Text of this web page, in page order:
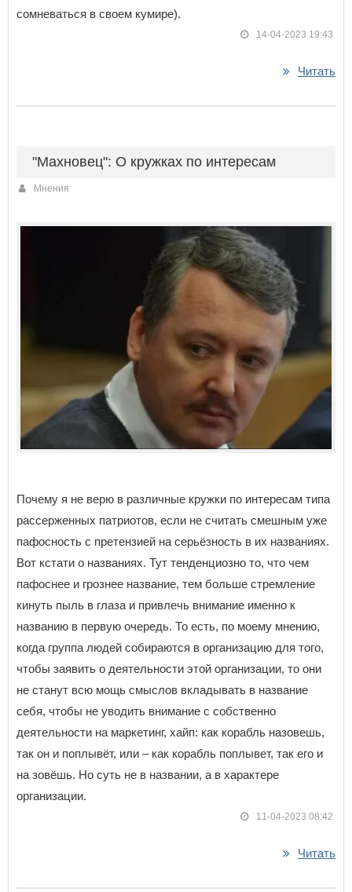
сомневаться в своем кумире).
14-04-2023 19:43
Читать
"Махновец": О кружках по интересам
Мнения
Почему я не верю в различные кружки по интересам типа
рассерженных патриотов, если не считать смешным уже
пафосность с претензией на серьёзность в их названиях.
Вот кстати о названиях. Тут тенденциозно то, что чем
пафоснее и грознее название, тем больше стремление
кинуть пыль в глаза и привлечь внимание именно к
названию в первую очередь. То есть, по моему мнению,
когда группа людей собираются в организацию для того,
чтобы заявить о деятельности этой организации, то они
не станут всю мощь смыслов вкладывать в название
себя, чтобы не уводить внимание с собственно
деятельности на маркетинг, хайп: как корабль назовешь,
так он и поплывёт, или – как корабль поплывет, так его и
на зовёшь. Но суть не в названии, а в характере
организации.
11-04-2023 08:42
Читать